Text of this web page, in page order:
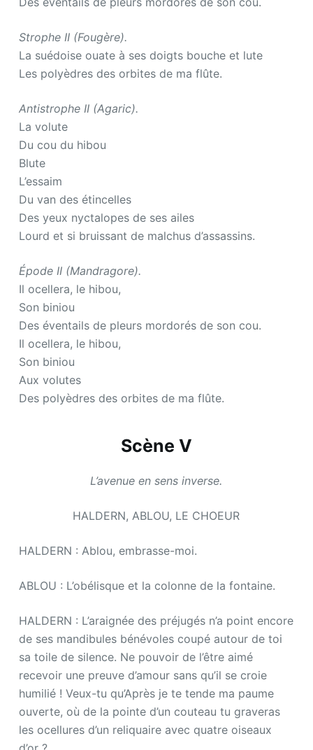
Strophe II (Fougère).
La suédoise ouate à ses doigts bouche et lute
Les polyèdres des orbites de ma flûte.
Antistrophe II (Agaric).
La volute
Du cou du hibou
Blute
L’essaim
Du van des étincelles
Des yeux nyctalopes de ses ailes
Lourd et si bruissant de malchus d’assassins.
Épode II (Mandragore).
Il ocellera, le hibou,
Son biniou
Des éventails de pleurs mordorés de son cou.
Il ocellera, le hibou,
Son biniou
Aux volutes
Des polyèdres des orbites de ma flûte.
Scène V
L’avenue en sens inverse.
HALDERN, ABLOU, LE CHOEUR
HALDERN : Ablou, embrasse-moi.
ABLOU : L’obélisque et la colonne de la fontaine.
HALDERN : L’araignée des préjugés n’a point encore
de ses mandibules bénévoles coupé autour de toi
sa toile de silence. Ne pouvoir de l’être aimé
recevoir une preuve d’amour sans qu’il se croie
humilié ! Veux-tu qu’Après je te tende ma paume
ouverte, où de la pointe d’un couteau tu graveras
les ocellures d’un reliquaire avec quatre oiseaux